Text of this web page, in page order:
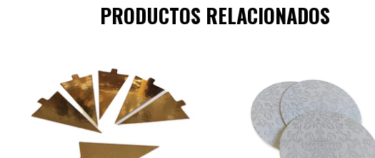
PRODUCTOS RELACIONADOS